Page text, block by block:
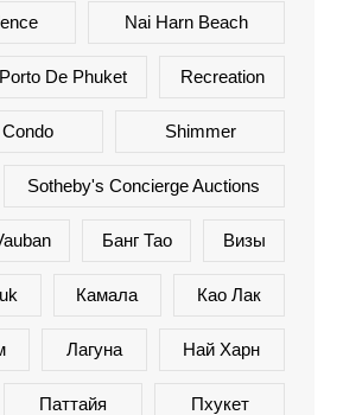
Nai Harn Beach
Porto De Phuket Recreation
Shimmer
Sotheby's Concierge Auctions
Банг Тао Визы
Камала Као Лак
Лагуна Най Харн
Паттайя Пхукет